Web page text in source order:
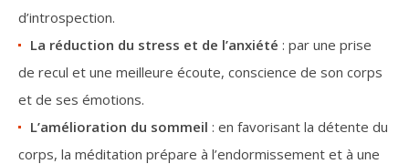
d’introspection.
La réduction du stress et de l’anxiété : par une prise
de recul et une meilleure écoute, conscience de son corps
et de ses émotions.
L’amélioration du sommeil : en favorisant la détente du
corps, la méditation prépare à l’endormissement et à une